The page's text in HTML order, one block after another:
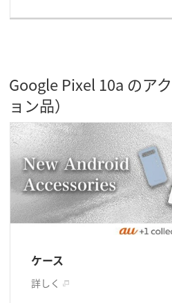
Google Pixel 10a のア
ョン品）
ケース
詳しく